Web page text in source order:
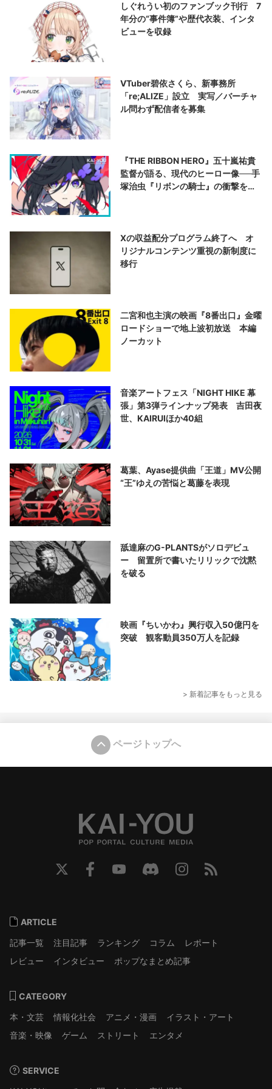
しぐれうい初のファンブック刊行 7
年分の“事件簿”や歴代衣装、インタ
ビューを収録
VTuber碧依さくら、新事務所
「re;ALIZE」設立 実写／バーチャ
ル問わず配信者を募集
『THE RIBBON HERO』五十嵐祐貴
監督が語る、現代のヒーロー像──手
塚治虫『リボンの騎士』の衝撃を再
Xの収益配分プログラム終了へ オ
リジナルコンテンツ重視の新制度に
移行
二宮和也主演の映画『8番出口』金曜
ロードショーで地上波初放送 本編
ノーカット
音楽アートフェス「NIGHT HIKE 幕
張」第3弾ラインナップ発表 吉田夜
世、KAIRUIほか40組
葛葉、Ayase提供曲「王道」MV公開
“王”ゆえの苦悩と葛藤を表現
舐達麻のG-PLANTSがソロデビュ
ー 留置所で書いたリリックで沈黙
を破る
映画『ちいかわ』興行収入50億円を
突破 観客動員350万人を記録
> 新着記事をもっと見る
ページトップへ
ARTICLE
記事一覧
注目記事 ランキング コラム
レポート
レビュー
インタビュー ポップなまとめ記事
CATEGORY
本・文芸
情報化社会 アニメ・漫画
イラスト・アート
音楽・映像
ゲーム ストリート エンタメ
SERVICE